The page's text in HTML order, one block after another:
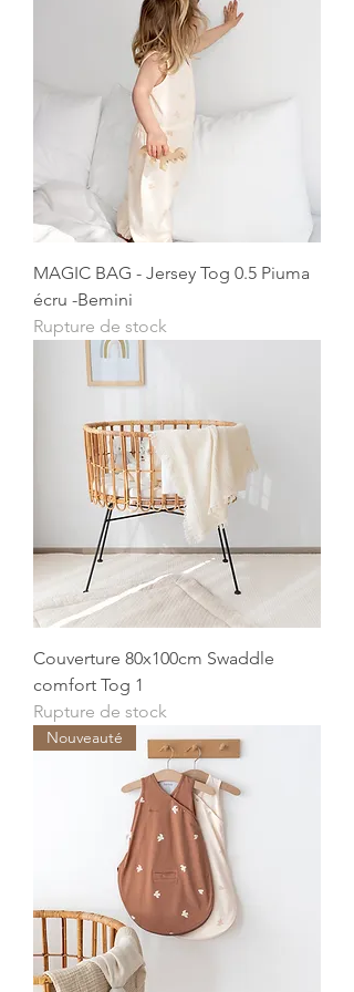
MAGIC BAG - Jersey Tog 0.5 Piuma
écru -Bemini
Rupture de stock
Couverture 80x100cm Swaddle
comfort Tog 1
Rupture de stock
Nouveauté